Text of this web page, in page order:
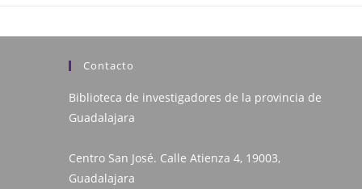
Contacto
Biblioteca de investigadores de la provincia de
Guadalajara
Centro San José. Calle Atienza 4, 19003,
Guadalajara